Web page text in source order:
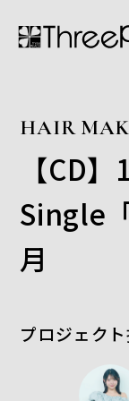
HAIR
【CD
Single
月
プロジェク